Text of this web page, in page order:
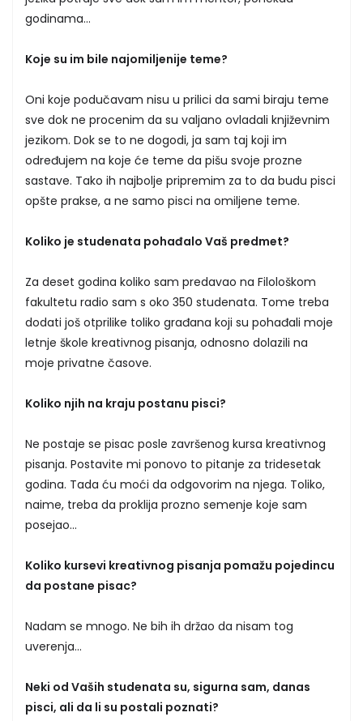
godinama...
Koje su im bile najomiljenije teme?
Oni koje podučavam nisu u prilici da sami biraju teme
sve dok ne procenim da su valjano ovladali književnim
jezikom. Dok se to ne dogodi, ja sam taj koji im
određujem na koje će teme da pišu svoje prozne
sastave. Tako ih najbolje pripremim za to da budu pisci
opšte prakse, a ne samo pisci na omiljene teme.
Koliko je studenata pohađalo Vaš predmet?
Za deset godina koliko sam predavao na Filološkom
fakultetu radio sam s oko 350 studenata. Tome treba
dodati još otprilike toliko građana koji su pohađali moje
letnje škole kreativnog pisanja, odnosno dolazili na
moje privatne časove.
Koliko njih na kraju postanu pisci?
Ne postaje se pisac posle završenog kursa kreativnog
pisanja. Postavite mi ponovo to pitanje za tridesetak
godina. Tada ću moći da odgovorim na njega. Toliko,
naime, treba da proklija prozno semenje koje sam
posejao...
Koliko kursevi kreativnog pisanja pomažu pojedincu
da postane pisac?
Nadam se mnogo. Ne bih ih držao da nisam tog
uverenja...
Neki od Vaših studenata su, sigurna sam, danas
pisci, ali da li su postali poznati?